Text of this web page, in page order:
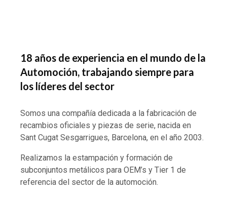
18 años de experiencia en el mundo de la
Automoción, trabajando siempre para
los líderes del sector
Somos una compañía dedicada a la fabricación de
recambios oficiales y piezas de serie, nacida en
Sant Cugat Sesgarrigues, Barcelona, en el año 2003.
Realizamos la estampación y formación de
subconjuntos metálicos para OEM’s y Tier 1 de
referencia del sector de la automoción.